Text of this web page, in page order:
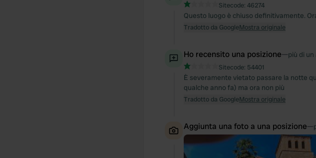
Sitecode: 46274
Questo luogo è chiuso definitivamente.
Tradotto da GoogleMostra originale
Ho recensito una posizione—più di
Sitecode: 54401
È severamente vietato passare la notte
qualche anno fa) ma ora non più
Tradotto da GoogleMostra originale
Aggiunta una foto a una posizione—